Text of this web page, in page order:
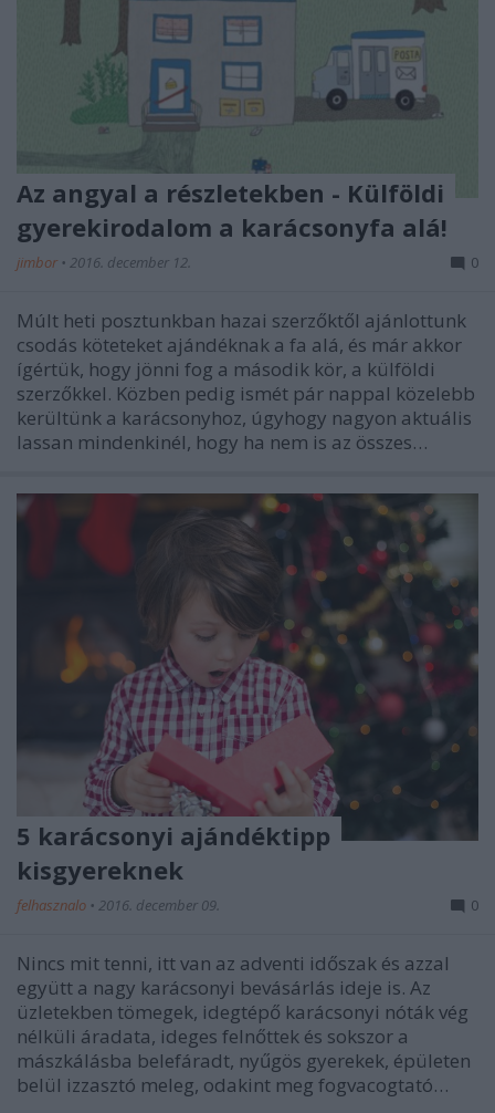
Az angyal a részletekben - Külföldi
gyerekirodalom a karácsonyfa alá!
jimbor • 2016. december 12. 0
Múlt heti posztunkban hazai szerzőktől ajánlottunk
csodás köteteket ajándéknak a fa alá, és már akkor
ígértük, hogy jönni fog a második kör, a külföldi
szerzőkkel. Közben pedig ismét pár nappal közelebb
kerültünk a karácsonyhoz, úgyhogy nagyon aktuális
lassan mindenkinél, hogy ha nem is az összes…
5 karácsonyi ajándéktipp
kisgyereknek
felhasznalo • 2016. december 09. 0
Nincs mit tenni, itt van az adventi időszak és azzal
együtt a nagy karácsonyi bevásárlás ideje is. Az
üzletekben tömegek, idegtépő karácsonyi nóták vég
nélküli áradata, ideges felnőttek és sokszor a
mászkálásba belefáradt, nyűgös gyerekek, épületen
belül izzasztó meleg, odakint meg fogvacogtató…